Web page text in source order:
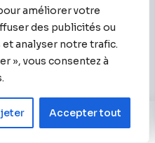
améliorer votre
des publicités ou
analyser notre trafic.
», vous consentez à
Accepter tout
conformément
de protection
l’adresse indiqué à
de traitement »
Assistant